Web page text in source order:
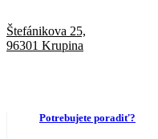
Štefánikova 25,
96301 Krupina
Potrebujete poradiť?